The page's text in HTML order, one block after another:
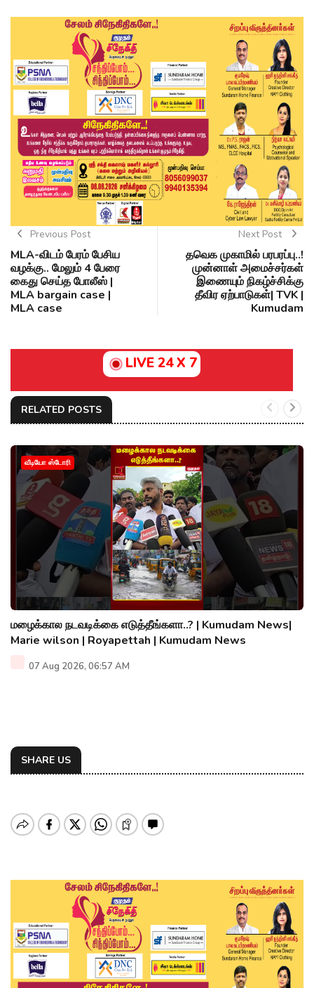
Previous Post
MLA-விடம் பேரம் பேசிய
வழக்கு.. மேலும் 4 பேரை
கைது செய்த போலீஸ் |
MLA bargain case |
MLA case
Next Post
தவெக முகாமில் பரபரப்பு..!
முன்னாள் அமைச்சர்கள்
இணையும் நிகழ்ச்சிக்கு
தீவிர ஏற்பாடுகள்| TVK |
Kumudam
LIVE 24 X 7
RELATED POSTS
வீடியோ ஸ்டோரி
மழைக்கால நடவடிக்கை எடுத்தீங்களா..? | Kumudam News|
Marie wilson | Royapettah | Kumudam News
07 Aug 2026, 06:57 AM
SHARE US